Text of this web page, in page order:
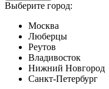
Выберите город:
Москва
Люберцы
Реутов
Владивосток
Нижний Новгород
Санкт-Петербург